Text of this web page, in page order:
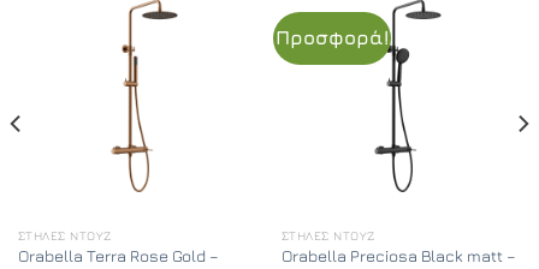
ΣΤΉΛΕΣ ΝΤΟΥΖ
Orabella Terra Rose Gold –
Προσφορά!
ΣΤΉΛΕΣ ΝΤΟΥΖ
Orabella Preciosa Black matt –